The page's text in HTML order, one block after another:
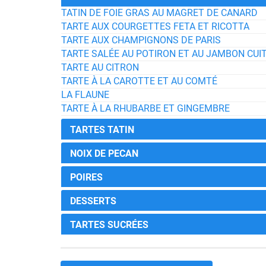
TATIN DE FOIE GRAS AU MAGRET DE CANARD
TARTE AUX COURGETTES FETA ET RICOTTA
TARTE AUX CHAMPIGNONS DE PARIS
TARTE SALÉE AU POTIRON ET AU JAMBON
TARTE AU CITRON
TARTE À LA CAROTTE ET AU COMTÉ
LA FLAUNE
TARTE À LA RHUBARBE ET GINGEMBRE
TARTES TATIN
NOIX DE PECAN
POIRES
DESSERTS
TARTES SUCRÉES